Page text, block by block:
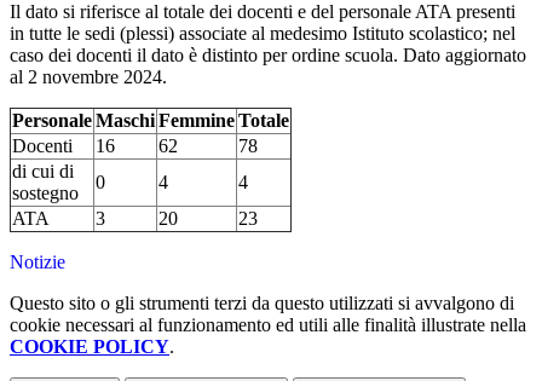
Il dato si riferisce al totale dei docenti e del personale ATA presenti
in tutte le sedi (plessi) associate al medesimo Istituto scolastico; nel
caso dei docenti il dato è distinto per ordine scuola. Dato aggiornato
al 2 novembre 2024.
PersonaleMaschiFemmineTotale
Docenti
16 62
78
di cui di
sostegno
0 4
4
ATA
3 20 23
Notizie
Questo sito o gli strumenti terzi da questo utilizzati si avvalgono di
cookie necessari al funzionamento ed utili alle finalità illustrate nella
COOKIE POLICY.